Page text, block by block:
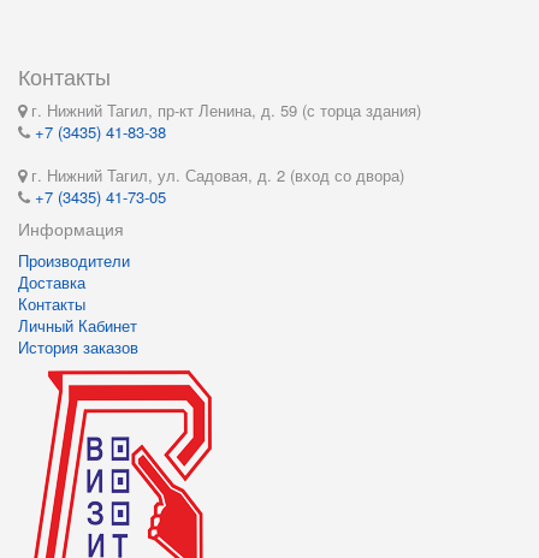
Контакты
г. Нижний Тагил, пр-кт Ленина, д. 59 (с торца здания)
+7 (3435) 41-83-38
г. Нижний Тагил, ул. Садовая, д. 2 (вход со двора)
+7 (3435) 41-73-05
Информация
Производители
Доставка
Контакты
Личный Кабинет
История заказов